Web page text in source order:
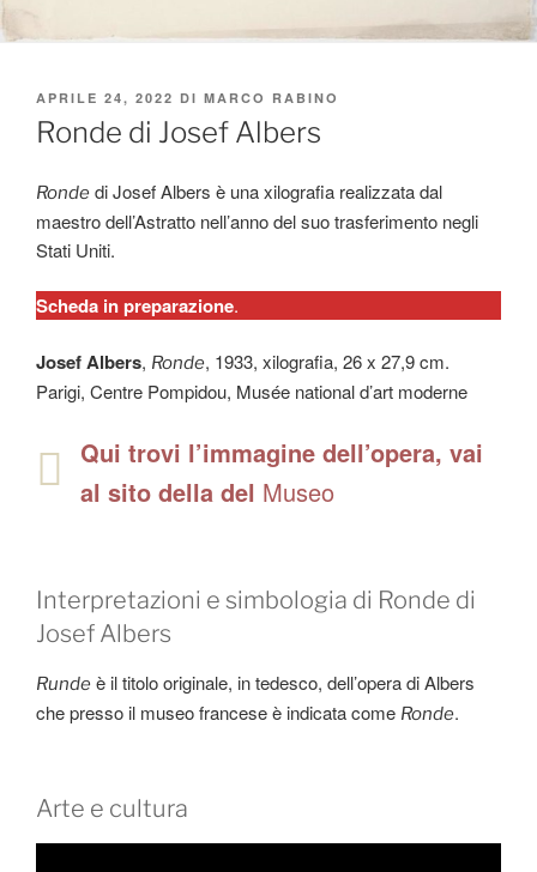
PUBBLICATO
IL
APRILE 24, 2022 DI MARCO RABINO
Ronde di Josef Albers
Ronde di Josef Albers è una xilografia realizzata dal
maestro dell’Astratto nell’anno del suo trasferimento negli
Stati Uniti.
Scheda in preparazione.
Josef Albers, Ronde, 1933, xilografia, 26 x 27,9 cm.
Parigi, Centre Pompidou, Musée national d’art moderne
Qui trovi l’immagine dell’opera, vai
al sito della del Museo
Interpretazioni e simbologia di Ronde di
Josef Albers
Runde è il titolo originale, in tedesco, dell’opera di Albers
che presso il museo francese è indicata come Ronde.
Arte e cultura